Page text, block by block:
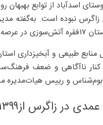
قرار داده است.
منابع طبیعی و آبخیزداری
کنار ناآگاهی و ضعف
و رییس هیات‌مدیره
زاگرس از۱۳۹۹ تاکنون